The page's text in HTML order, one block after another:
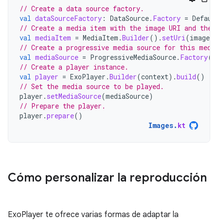
// Create a data source factory.
val dataSourceFactory : DataSource. Factory =
// Create a media item with the image URI and the
val mediaItem = MediaItem .Builder(). setUri(
// Create a progressive media source for this
val mediaSource = ProgressiveMediaSource. Factory(
// Create a player instance.
val player = ExoPlayer .Builder(context).build()
// Set the media source to be played.
player . setMediaSource(mediaSource)
// Prepare the player.
player .prepare()
Images. kt
Cómo personalizar la reproducción
ExoPlayer te ofrece varias formas de adaptar la